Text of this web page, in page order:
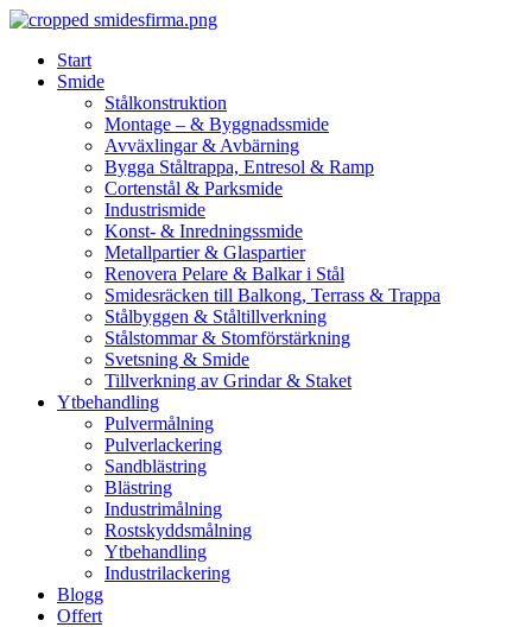
Skip
contentStart
Smide
Stålkonstruktion
Montage – & Byggnadssmide
Avväxlingar & Avbärning
Bygga Ståltrappa, Entresol & Ramp
Cortenstål & Parksmide
Industrismide
Konst- & Inredningssmide
Metallpartier & Glaspartier
Renovera Pelare & Balkar i Stål
Smidesräcken till Balkong, Terrass & Trappa
Stålbyggen & Ståltillverkning
Stålstommar & Stomförstärkning
Svetsning & Smide
Tillverkning av Grindar & Staket
Ytbehandling
Pulvermålning
Pulverlackering
Sandblästring
Blästring
Industrimålning
Rostskyddsmålning
Ytbehandling
Industrilackering
Blogg
Offert